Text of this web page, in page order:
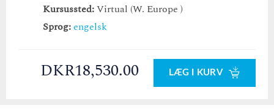
Kursussted:Virtual (W. Europe )
Sprog:engelsk
DKR18,530.00 LÆG I KURV